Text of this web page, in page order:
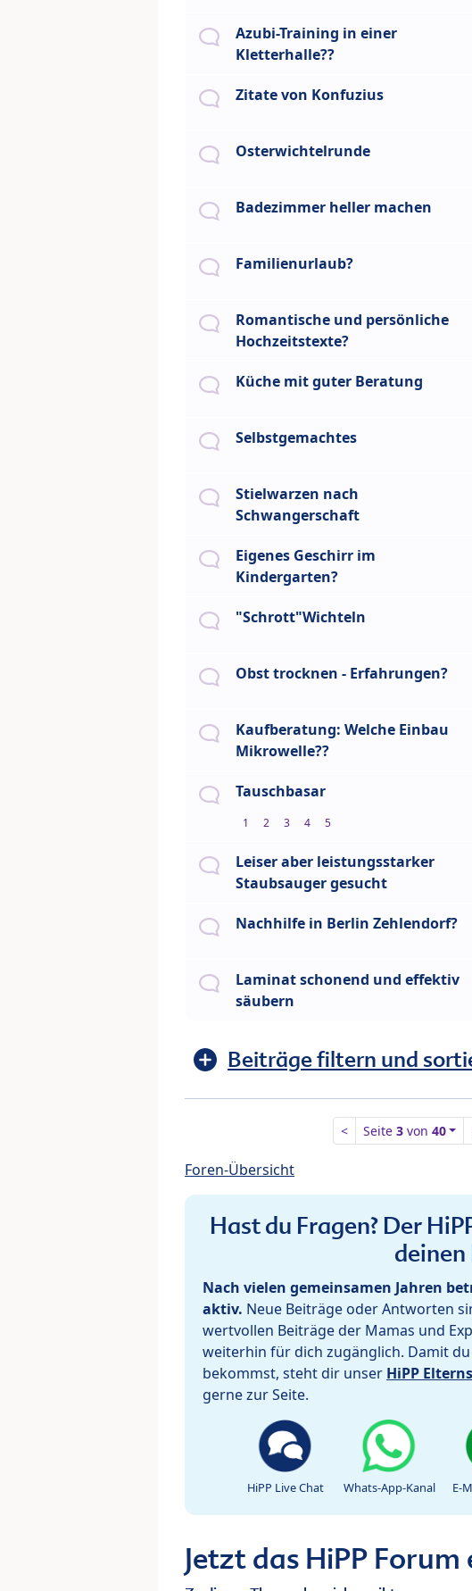
Azubi-Training in einer
Kletterhalle??
Zitate von Konfuzius
Osterwichtelrunde
Badezimmer heller machen
Familienurlaub?
Romantische und persönliche
Hochzeitstexte?
Küche mit guter Beratung
Selbstgemachtes
Stielwarzen nach
Schwangerschaft
Eigenes Geschirr im
Kindergarten?
"Schrott"Wichteln
Obst trocknen - Erfahrungen?
Kaufberatung: Welche Einbau
Mikrowelle??
Tauschbasar
1 2 3 4 5
Leiser aber leistungsstarker
Staubsauger gesucht
Nachhilfe in Berlin Zehlendorf?
Laminat schonend und effektiv
säubern
Beiträge filtern und
< Seite 3von 40
Foren-Übersicht
Hast du Fragen? Der
Nach vielen gemeinsamen Jahren
aktiv. Neue Beiträge oder Antworten
wertvollen Beiträge der Mamas und
weiterhin für dich zugänglich. Damit
bekommst, steht dir unser HiPP
gerne zur Seite.
HiPP Live Chat Whats-App-Kanal E-
Jetzt das HiPP